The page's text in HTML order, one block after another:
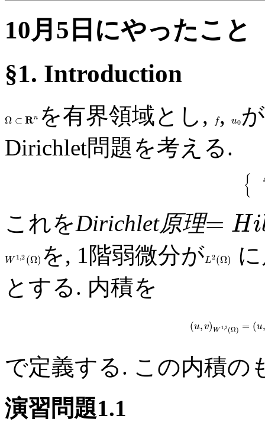
10月5日にやったこと
§1. Introduction
Ω ⊂ Rn を有界領域とし, f,u0
Dirichlet問題を考える.
{
これをDirichlet原理= Hi
W 1,2 (Ω) を, 1階弱微分がL2(Ω)
とする. 内積を
(u, v)W 1 2 (Ω) = (u
で定義する. この内積の
演習問題1.1